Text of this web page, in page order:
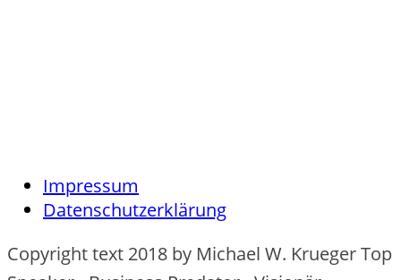
Impressum
Datenschutzerklärung
Copyright text 2018 by Michael W. Krueger Top